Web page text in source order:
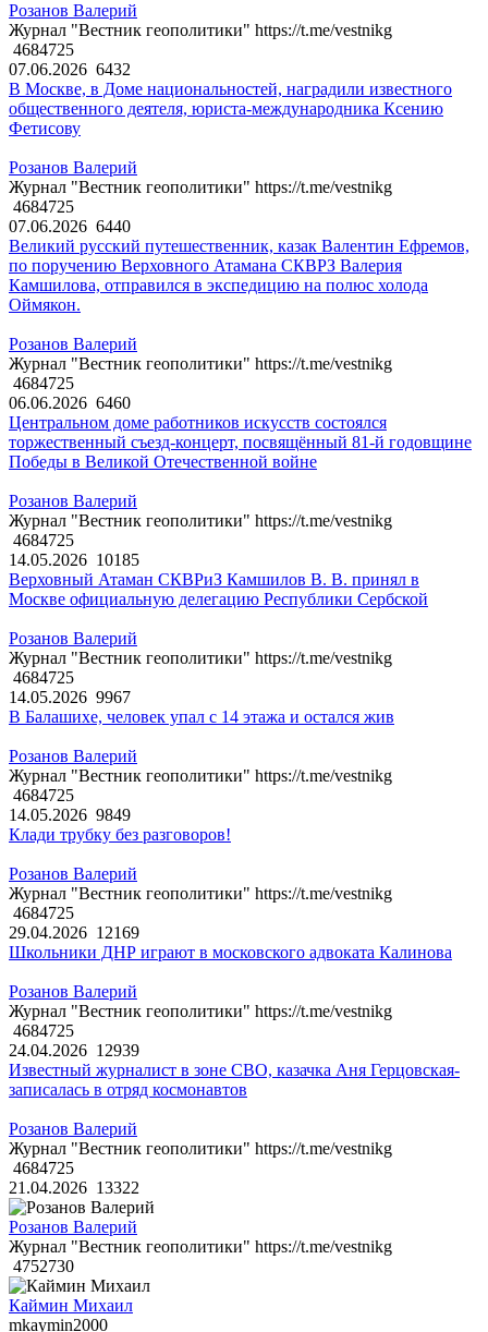
Розанов Валерий
Журнал "Вестник геополитики" https://t.me/vestnikg
4684725
07.06.2026 6432
В Москве, в Доме национальностей, наградили известного
общественного деятеля, юриста-международника Ксению
Фетисову
Розанов Валерий
Журнал "Вестник геополитики" https://t.me/vestnikg
4684725
07.06.2026 6440
Великий русский путешественник, казак Валентин Ефремов,
по поручению Верховного Атамана СКВРЗ Валерия
Камшилова, отправился в экспедицию на полюс холода
Оймякон.
Розанов Валерий
Журнал "Вестник геополитики" https://t.me/vestnikg
4684725
06.06.2026 6460
Центральном доме работников искусств состоялся
торжественный съезд-концерт, посвящённый 81-й годовщине
Победы в Великой Отечественной войне
Розанов Валерий
Журнал "Вестник геополитики" https://t.me/vestnikg
4684725
14.05.2026 10185
Верховный Атаман СКВРиЗ Камшилов В. В. принял в
Москве официальную делегацию Республики Сербской
Розанов Валерий
Журнал "Вестник геополитики" https://t.me/vestnikg
4684725
14.05.2026 9967
В Балашихе, человек упал с 14 этажа и остался жив
Розанов Валерий
Журнал "Вестник геополитики" https://t.me/vestnikg
4684725
14.05.2026 9849
Клади трубку без разговоров!
Розанов Валерий
Журнал "Вестник геополитики" https://t.me/vestnikg
4684725
29.04.2026 12169
Школьники ДНР играют в московского адвоката Калинова
Розанов Валерий
Журнал "Вестник геополитики" https://t.me/vestnikg
4684725
24.04.2026 12939
Известный журналист в зоне СВО, казачка Аня Герцовская-
записалась в отряд космонавтов
Розанов Валерий
Журнал "Вестник геополитики" https://t.me/vestnikg
4684725
21.04.2026 13322
Розанов Валерий
Журнал "Вестник геополитики" https://t.me/vestnikg
4752730
Каймин Михаил
mkaymin2000